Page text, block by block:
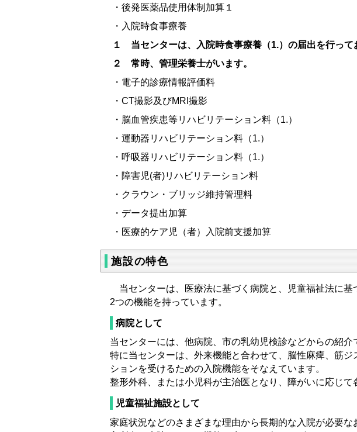
・後発医薬品使用体制加算１
・入院時食事療養
１ 当センターは、入院時食事療養（1.）の届出を行って
２ 常時、管理栄養士がいます。
・電子的診療情報評価料
・CT撮影及びMRI撮影
・脳血管疾患等リハビリテーション料（1.）
・運動器リハビリテーション料（1.）
・呼吸器リハビリテーション料（1.）
・障害児(者)リハビリテーション料
・クラウン・ブリッジ維持管理料
・データ提出加算
・医療的ケア児（者）入院前支援加算
施設の特色
当センターは、医療法に基づく病院と、児童福祉法に
2つの機能を持っています。
病院として
当センターには、他病院、市の乳幼児検診などからの紹介
特に当センターは、外来機能と合わせて、脳性麻痺、筋
ションを受けるための入院機能をそなえています。
整形外科、または小児科が主治医となり、障がいに応じ
児童福祉施設として
家庭状況などのさまざまな理由から長期的な入院が必要